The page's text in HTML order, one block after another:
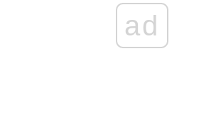
ad